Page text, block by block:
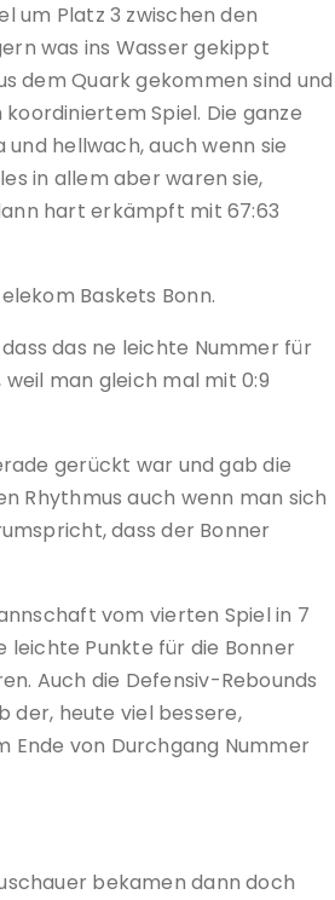
um Platz 3 zwischen den
was ins Wasser gekippt
dem Quark gekommen sind und
Spiel. Die ganze
hellwach, auch wenn sie
in allem aber waren sie,
hart erkämpft mit 67:63
Baskets Bonn.
das ne leichte Nummer für
weil man gleich mal mit 0:9
gerückt war und gab die
Rhythmus auch wenn man sich
dass der Bonner
vom vierten Spiel in 7
leichte Punkte für die Bonner
Auch die Defensiv-Rebounds
der, heute viel bessere,
Ende von Durchgang Nummer
bekamen dann doch